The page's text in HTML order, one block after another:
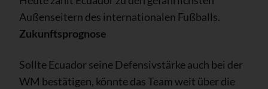
Außenseitern des internationalen Fußballs.
Zukunftsprognose
Sollte Ecuador seine Defensivstärke auch bei der
WM bestätigen, könnte das Team weit über die